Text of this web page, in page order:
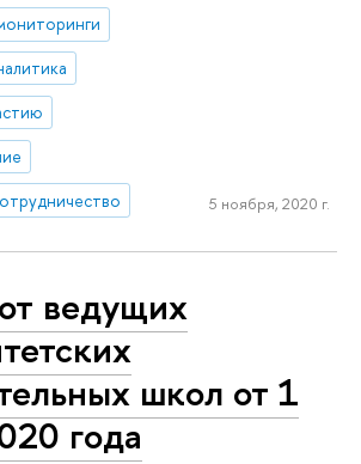
5 ноября, 2020 г.
ведущих
школ от 1
года